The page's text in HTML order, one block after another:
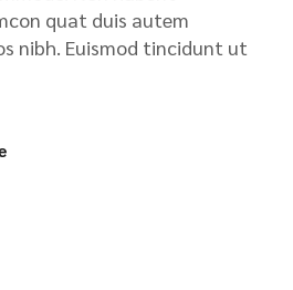
quat duis autem
nibh. Euismod tincidunt ut